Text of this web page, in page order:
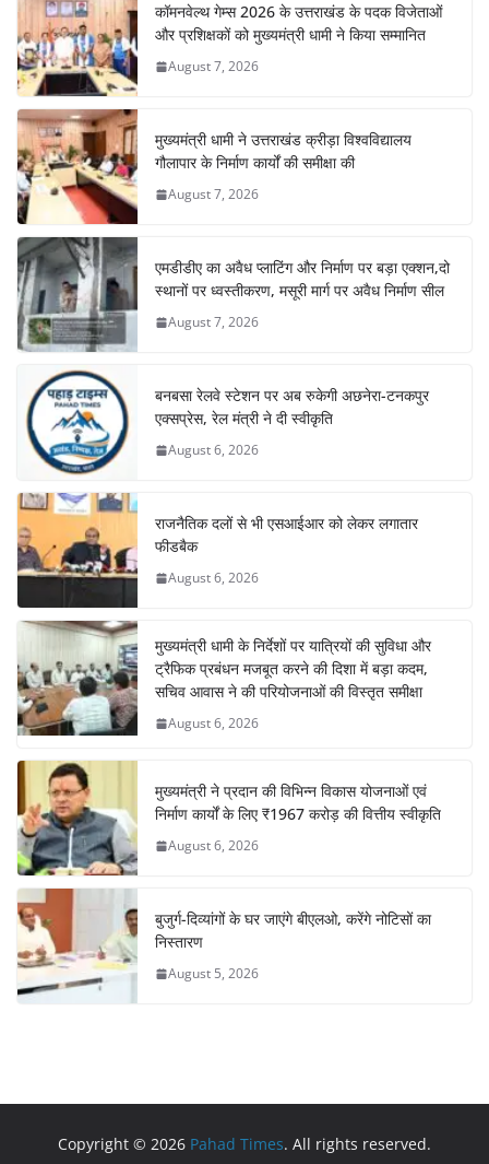
कॉमनवेल्थ गेम्स 2026 के उत्तराखंड के पदक विजेताओं
और प्रशिक्षकों को मुख्यमंत्री धामी ने किया सम्मानित
August 7, 2026
मुख्यमंत्री धामी ने उत्तराखंड क्रीड़ा विश्वविद्यालय
गौलापार के निर्माण कार्यों की समीक्षा की
August 7, 2026
एमडीडीए का अवैध प्लाटिंग और निर्माण पर बड़ा एक्शन,दो
स्थानों पर ध्वस्तीकरण, मसूरी मार्ग पर अवैध निर्माण सील
August 7, 2026
बनबसा रेलवे स्टेशन पर अब रुकेगी अछनेरा-टनकपुर
एक्सप्रेस, रेल मंत्री ने दी स्वीकृति
August 6, 2026
राजनैतिक दलों से भी एसआईआर को लेकर लगातार
फीडबैक
August 6, 2026
मुख्यमंत्री धामी के निर्देशों पर यात्रियों की सुविधा और
ट्रैफिक प्रबंधन मजबूत करने की दिशा में बड़ा कदम,
सचिव आवास ने की परियोजनाओं की विस्तृत समीक्षा
August 6, 2026
मुख्यमंत्री ने प्रदान की विभिन्न विकास योजनाओं एवं
निर्माण कार्यों के लिए ₹1967 करोड़ की वित्तीय स्वीकृति
August 6, 2026
बुजुर्ग-दिव्यांगों के घर जाएंगे बीएलओ, करेंगे नोटिसों का
निस्तारण
August 5, 2026
Copyright © 2026 Pahad Times. All rights reserved.